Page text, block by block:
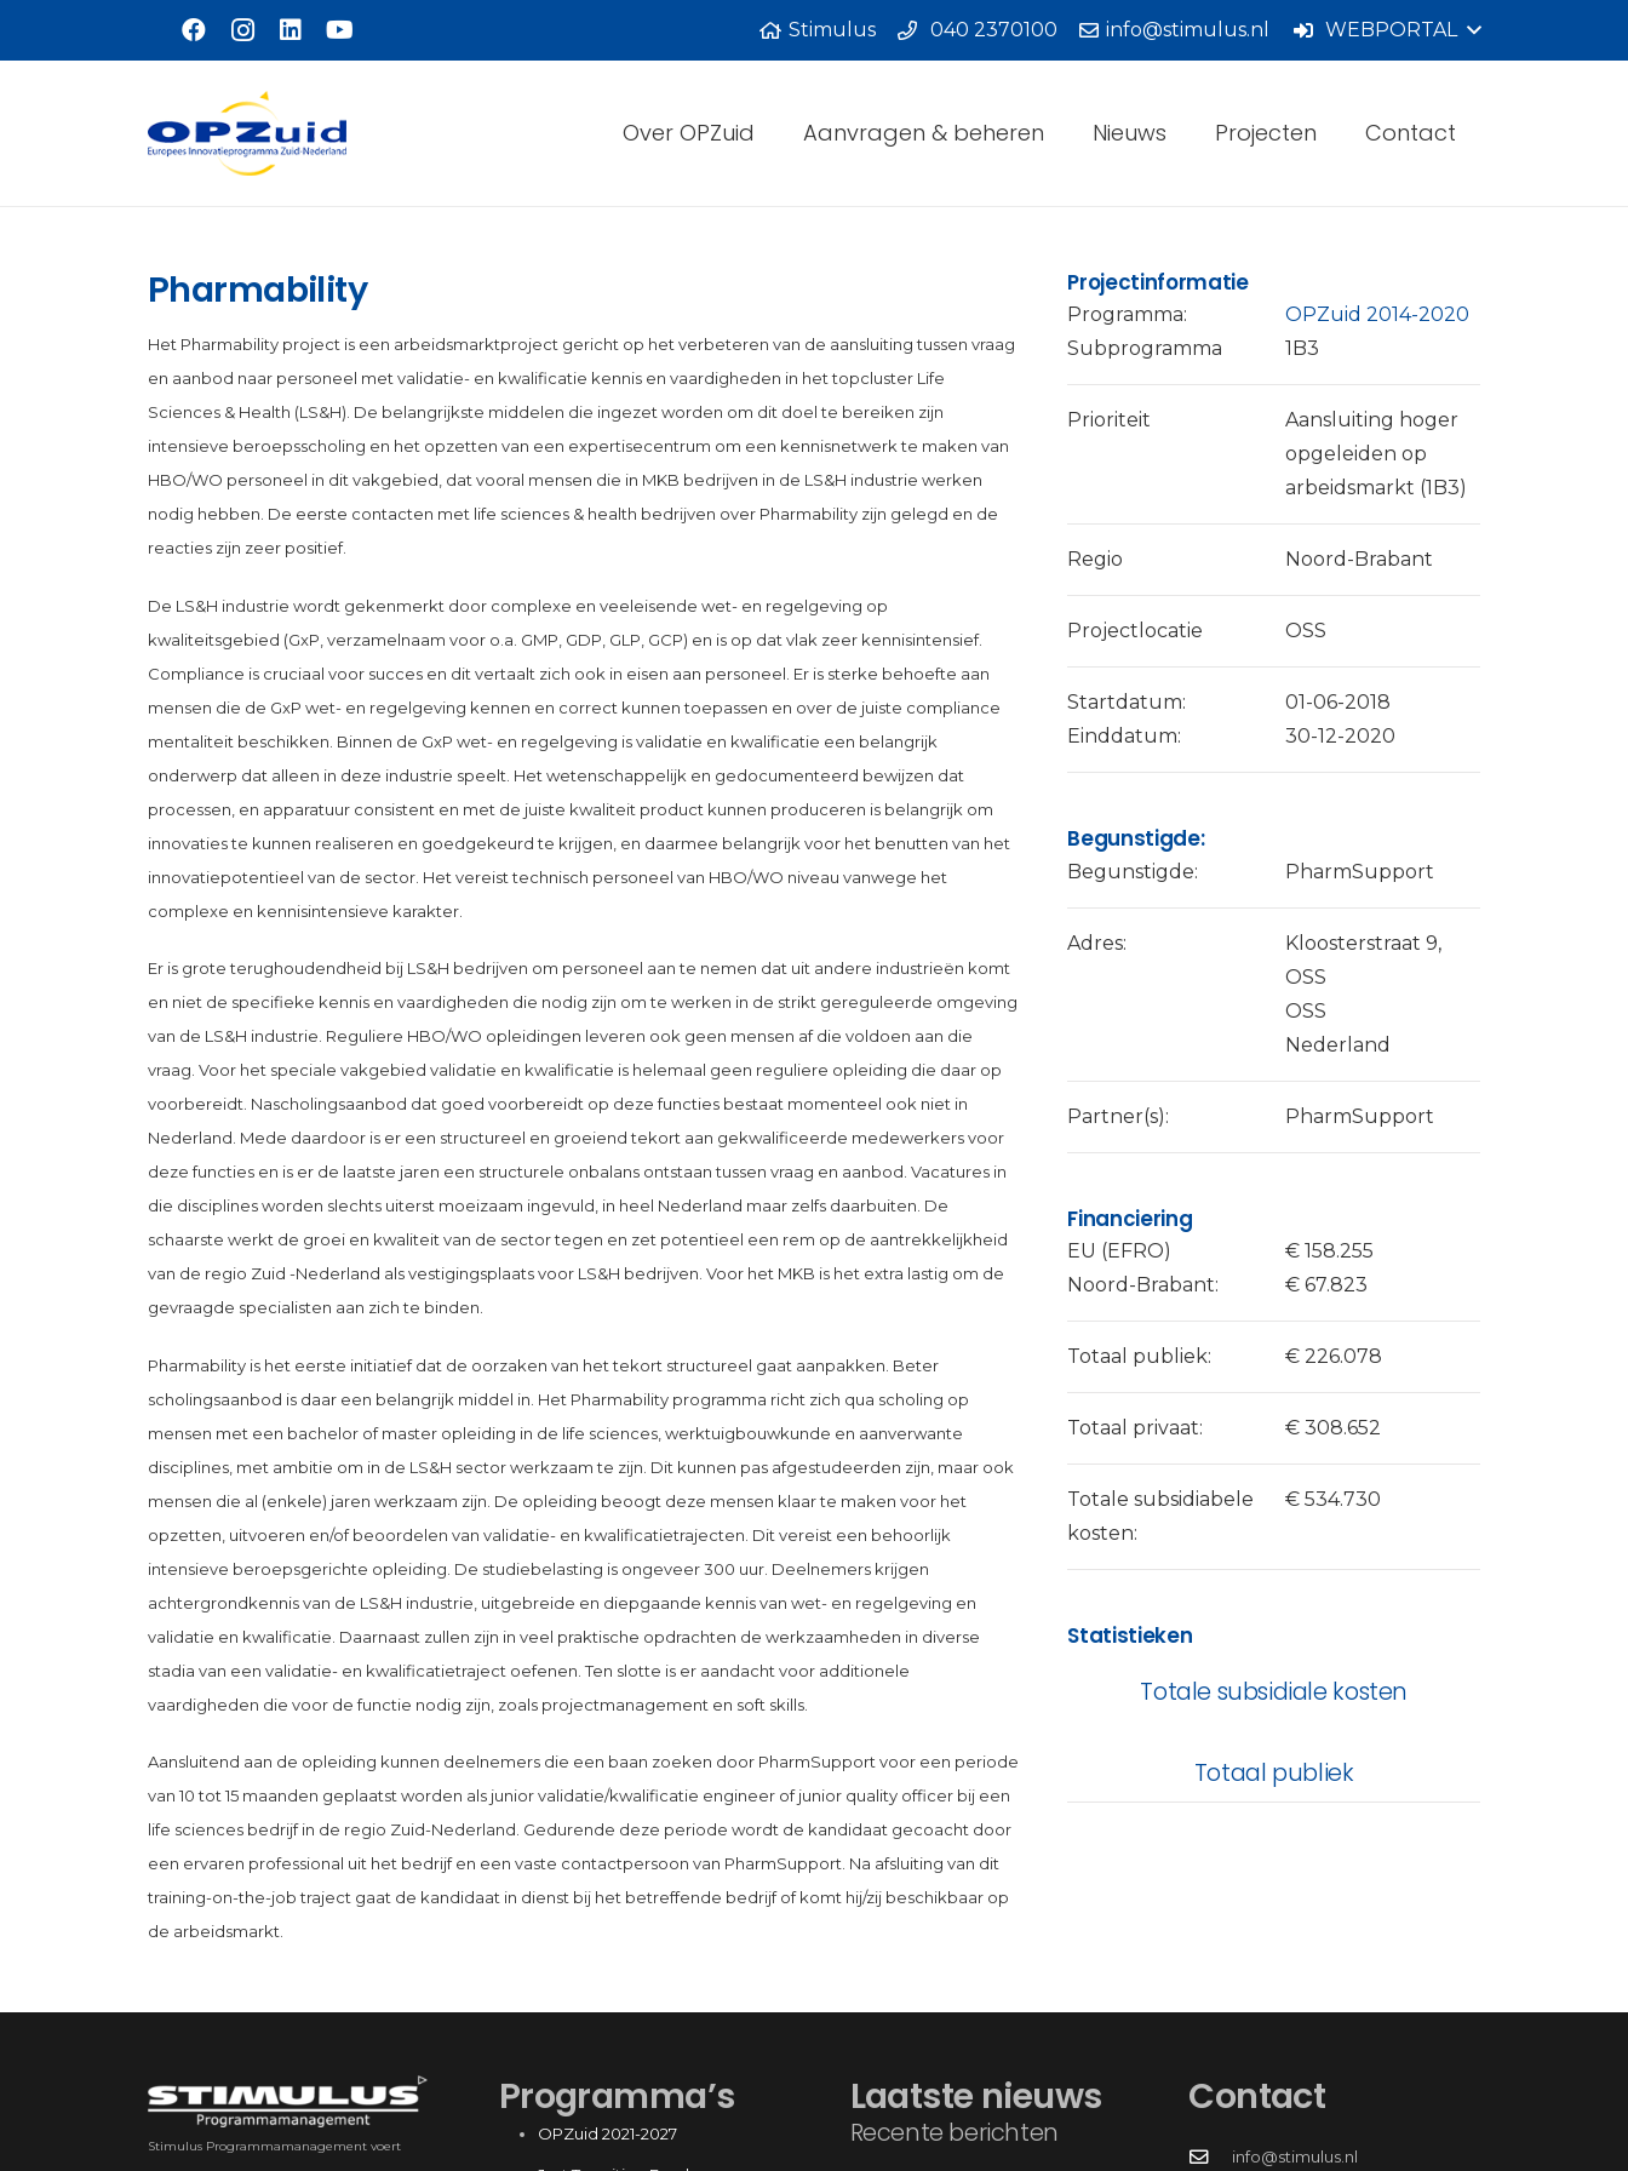
Naar hoofdinhoud
Stimulus 040 2370100 info@stimulus.nl WEBPORTAL
Over OPZuid Aanvragen & beheren Nieuws Projecten Contact
Pharmability
Het Pharmability project is een arbeidsmarktproject gericht op het verbeteren van de aansluiting tussen vraag
en aanbod naar personeel met validatie- en kwalificatie kennis en vaardigheden in het topcluster Life
Sciences & Health (LS&H). De belangrijkste middelen die ingezet worden om dit doel te bereiken zijn
intensieve beroepsscholing en het opzetten van een expertisecentrum om een kennisnetwerk te maken van
HBO/WO personeel in dit vakgebied, dat vooral mensen die in MKB bedrijven in de LS&H industrie werken
nodig hebben. De eerste contacten met life sciences & health bedrijven over Pharmability zijn gelegd en de
reacties zijn zeer positief.
De LS&H industrie wordt gekenmerkt door complexe en veeleisende wet- en regelgeving op
kwaliteitsgebied (GxP, verzamelnaam voor o.a. GMP, GDP, GLP, GCP) en is op dat vlak zeer kennisintensief.
Compliance is cruciaal voor succes en dit vertaalt zich ook in eisen aan personeel. Er is sterke behoefte aan
mensen die de GxP wet- en regelgeving kennen en correct kunnen toepassen en over de juiste compliance
mentaliteit beschikken. Binnen de GxP wet- en regelgeving is validatie en kwalificatie een belangrijk
onderwerp dat alleen in deze industrie speelt. Het wetenschappelijk en gedocumenteerd bewijzen dat
processen, en apparatuur consistent en met de juiste kwaliteit product kunnen produceren is belangrijk om
innovaties te kunnen realiseren en goedgekeurd te krijgen, en daarmee belangrijk voor het benutten van het
innovatiepotentieel van de sector. Het vereist technisch personeel van HBO/WO niveau vanwege het
complexe en kennisintensieve karakter.
Er is grote terughoudendheid bij LS&H bedrijven om personeel aan te nemen dat uit andere industrieën komt
en niet de specifieke kennis en vaardigheden die nodig zijn om te werken in de strikt gereguleerde omgeving
van de LS&H industrie. Reguliere HBO/WO opleidingen leveren ook geen mensen af die voldoen aan die
vraag. Voor het speciale vakgebied validatie en kwalificatie is helemaal geen reguliere opleiding die daar op
voorbereidt. Nascholingsaanbod dat goed voorbereidt op deze functies bestaat momenteel ook niet in
Nederland. Mede daardoor is er een structureel en groeiend tekort aan gekwalificeerde medewerkers voor
deze functies en is er de laatste jaren een structurele onbalans ontstaan tussen vraag en aanbod. Vacatures in
die disciplines worden slechts uiterst moeizaam ingevuld, in heel Nederland maar zelfs daarbuiten. De
schaarste werkt de groei en kwaliteit van de sector tegen en zet potentieel een rem op de aantrekkelijkheid
van de regio Zuid -Nederland als vestigingsplaats voor LS&H bedrijven. Voor het MKB is het extra lastig om de
gevraagde specialisten aan zich te binden.
Pharmability is het eerste initiatief dat de oorzaken van het tekort structureel gaat aanpakken. Beter
scholingsaanbod is daar een belangrijk middel in. Het Pharmability programma richt zich qua scholing op
mensen met een bachelor of master opleiding in de life sciences, werktuigbouwkunde en aanverwante
disciplines, met ambitie om in de LS&H sector werkzaam te zijn. Dit kunnen pas afgestudeerden zijn, maar ook
mensen die al (enkele) jaren werkzaam zijn. De opleiding beoogt deze mensen klaar te maken voor het
opzetten, uitvoeren en/of beoordelen van validatie- en kwalificatietrajecten. Dit vereist een behoorlijk
intensieve beroepsgerichte opleiding. De studiebelasting is ongeveer 300 uur. Deelnemers krijgen
achtergrondkennis van de LS&H industrie, uitgebreide en diepgaande kennis van wet- en regelgeving en
validatie en kwalificatie. Daarnaast zullen zijn in veel praktische opdrachten de werkzaamheden in diverse
stadia van een validatie- en kwalificatietraject oefenen. Ten slotte is er aandacht voor additionele
vaardigheden die voor de functie nodig zijn, zoals projectmanagement en soft skills.
Aansluitend aan de opleiding kunnen deelnemers die een baan zoeken door PharmSupport voor een periode
van 10 tot 15 maanden geplaatst worden als junior validatie/kwalificatie engineer of junior quality officer bij een
life sciences bedrijf in de regio Zuid-Nederland. Gedurende deze periode wordt de kandidaat gecoacht door
een ervaren professional uit het bedrijf en een vaste contactpersoon van PharmSupport. Na afsluiting van dit
training-on-the-job traject gaat de kandidaat in dienst bij het betreffende bedrijf of komt hij/zij beschikbaar op
de arbeidsmarkt.
Projectinformatie
Programma:
OPZuid 2014-2020
Subprogramma
1B3
Prioriteit
Aansluiting hoger
opgeleiden op
arbeidsmarkt (1B3)
Regio Noord-Brabant
Projectlocatie OSS
Startdatum:
01-06-2018
Einddatum:
30-12-2020
Begunstigde:
Begunstigde: PharmSupport
Adres:
Kloosterstraat 9,
OSS
OSS
Nederland
Partner(s): PharmSupport
Financiering
EU (EFRO)
€ 158.255
Noord-Brabant:
€ 67.823
Totaal publiek: € 226.078
Totaal privaat: € 308.652
Totale subsidiabele
kosten:
€ 534.730
Statistieken
Totale subsidiale kosten
Totaal publiek
Stimulus Programmamanagement voert
Programma’s
OPZuid 2021-2027
Laatste nieuws
Recente berichten
Contact
info@stimulus.nl